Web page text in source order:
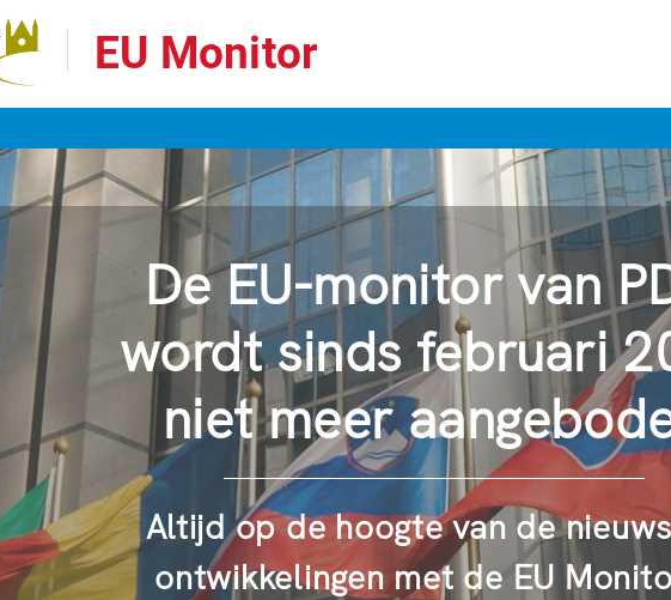
EU Monitor
De EU-monitor van
wordt sinds februari
niet meer
Altijd op de hoogte van de
ontwikkelingen met de EU